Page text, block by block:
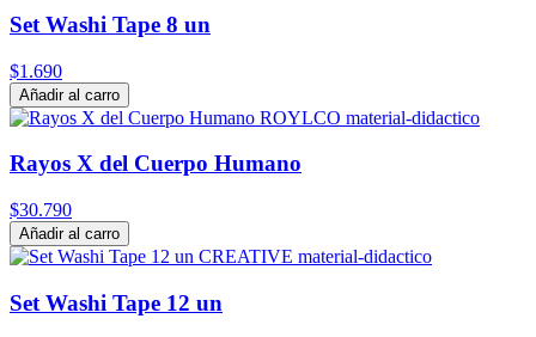
Set Washi Tape 8 un
$1.690
Añadir al carro
Rayos X del Cuerpo Humano
$30.790
Añadir al carro
Set Washi Tape 12 un